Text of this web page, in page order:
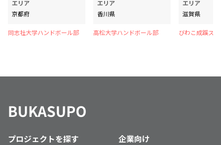
エリア
京都府
同志社大学ハンドボール部
エリア
香川県
高松大学ハンドボール部
エリア
滋賀県
びわこ成蹊ス
プロジェクトを探す 企業向け